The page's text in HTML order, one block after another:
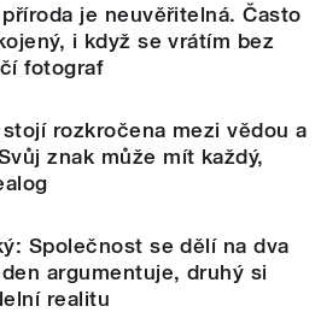
je neuvěřitelná. Často
i když se vrátím bez
fotograf
stojí rozkročena mezi vědou a
znak může mít každý,
Společnost se dělí na dva
argumentuje, druhý si
realitu